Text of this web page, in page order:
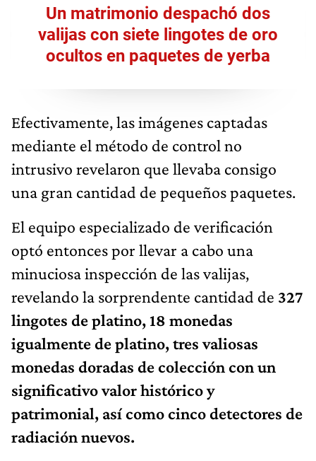
Un matrimonio despachó dos
valijas con siete lingotes de oro
ocultos en paquetes de yerba
Efectivamente, las imágenes captadas
mediante el método de control no
intrusivo revelaron que llevaba consigo
una gran cantidad de pequeños paquetes.
El equipo especializado de verificación
optó entonces por llevar a cabo una
minuciosa inspección de las valijas,
revelando la sorprendente cantidad de 327
lingotes de platino, 18 monedas
igualmente de platino, tres valiosas
monedas doradas de colección con un
significativo valor histórico y
patrimonial, así como cinco detectores de
radiación nuevos.